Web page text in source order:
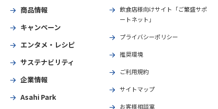
商品情報
キャンペーン
エンタメ・レシピ
サステナビリティ
企業情報
Asahi Park
飲食店様向けサイト「ご繁盛サポ
ートネット」
プライバシーポリシー
推奨環境
ご利用規約
サイトマップ
お客様相談室